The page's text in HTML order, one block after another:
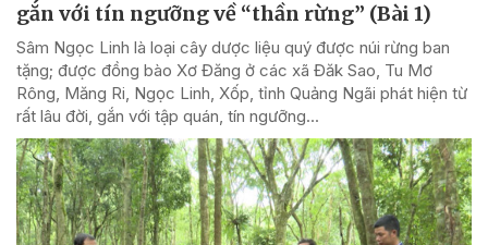
gắn với tín ngưỡng về “thần rừng” (Bài 1)
Sâm Ngọc Linh là loại cây dược liệu quý được núi rừng ban
tặng; được đồng bào Xơ Đăng ở các xã Đăk Sao, Tu Mơ
Rông, Măng Ri, Ngọc Linh, Xốp, tỉnh Quảng Ngãi phát hiện từ
rất lâu đời, gắn với tập quán, tín ngưỡng...